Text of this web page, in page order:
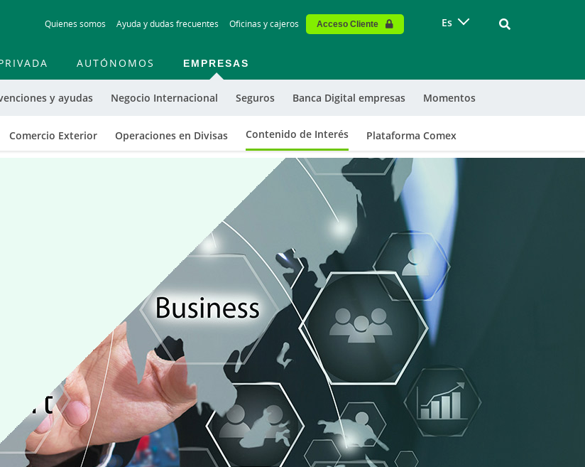
to
contentt
Quienes somos Ayuda y dudas frecuentes Oficinas y cajeros Acceso Cliente Es Vinculo -
AUTÓNOMOS EMPRESAS
y ayudas Negocio Internacional
Comercio Exterior Operaciones en Divisas Contenido de Interés Plataforma Comex
Seguros Banca Digital empresas Momentos